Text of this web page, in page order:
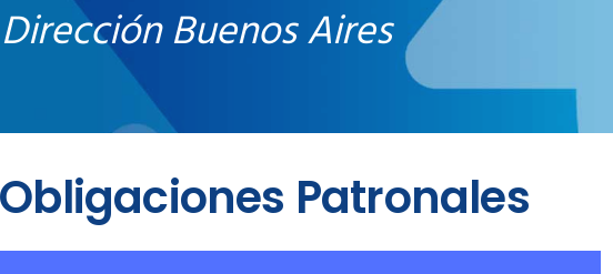
Buenos Aires
Patronales